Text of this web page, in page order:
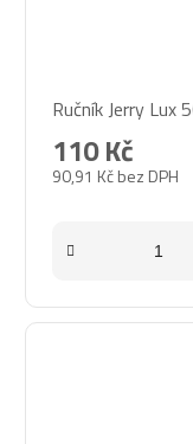
Ručník Jerry
90,91 Kč bez DPH
110 Kč